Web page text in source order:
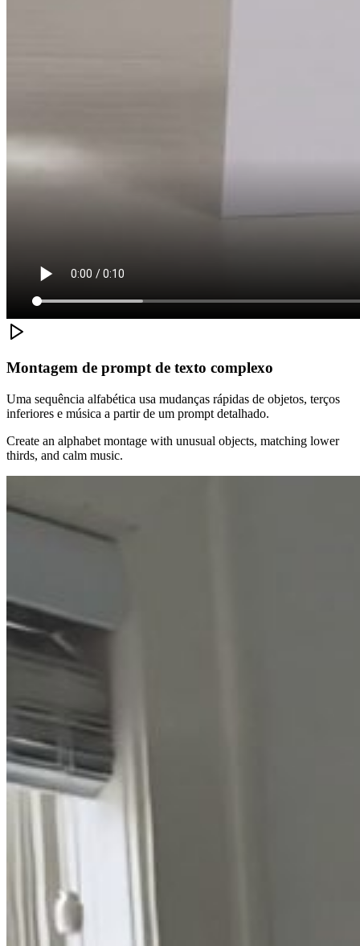
Montagem de prompt de texto complexo
Uma sequência alfabética usa mudanças rápidas de objetos, terços
inferiores e música a partir de um prompt detalhado.
Create an alphabet montage with unusual objects, matching lower
thirds, and calm music.